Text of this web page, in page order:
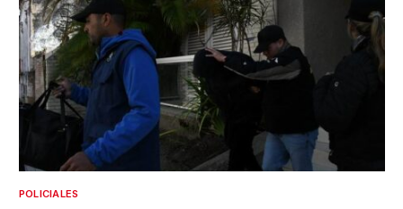
POLICIALES